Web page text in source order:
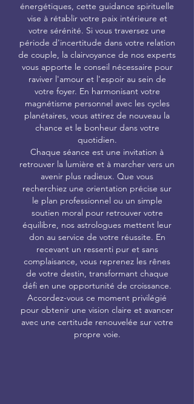
énergétiques, cette guidance spirituelle
vise à rétablir votre paix intérieure et
votre sérénité. Si vous traversez une
période d'incertitude dans votre relation
de couple, la clairvoyance de nos experts
vous apporte le conseil nécessaire pour
raviver l'amour et l'espoir au sein de
votre foyer. En harmonisant votre
magnétisme personnel avec les cycles
planétaires, vous attirez de nouveau la
chance et le bonheur dans votre
quotidien.
Chaque séance est une invitation à
retrouver la lumière et à marcher vers un
avenir plus radieux. Que vous
recherchiez une orientation précise sur
le plan professionnel ou un simple
soutien moral pour retrouver votre
équilibre, nos astrologues mettent leur
don au service de votre réussite. En
recevant un ressenti pur et sans
complaisance, vous reprenez les rênes
de votre destin, transformant chaque
défi en une opportunité de croissance.
Accordez-vous ce moment privilégié
pour obtenir une vision claire et avancer
avec une certitude renouvelée sur votre
propre voie.